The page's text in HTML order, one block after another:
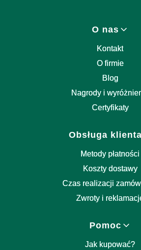
O nas
Kontakt
O firmie
Blog
Nagrody i
Certyfikaty
Obsługa klienta
Metody płatności
Koszty dostawy
Czas realizacji
Zwroty i
Pomoc
Jak kupować?